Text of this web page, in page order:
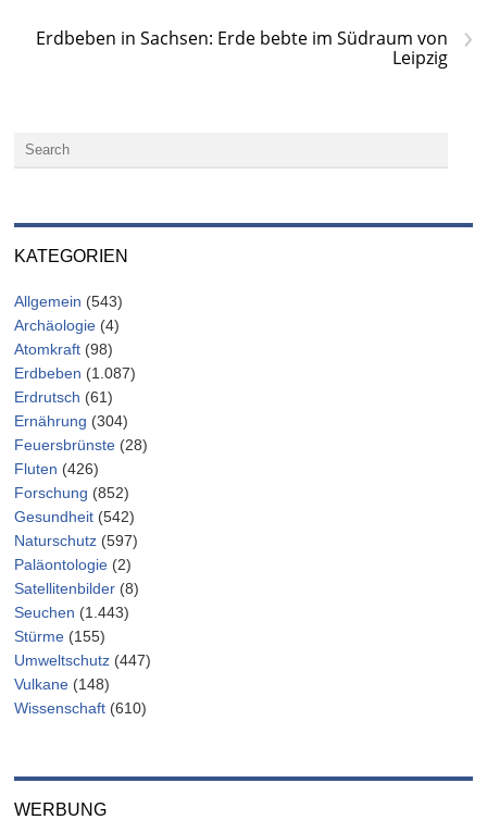
›
Erdbeben in Sachsen: Erde bebte im Südraum von
Leipzig
KATEGORIEN
Allgemein (543)
Archäologie (4)
Atomkraft (98)
Erdbeben (1.087)
Erdrutsch (61)
Ernährung (304)
Feuersbrünste (28)
Fluten (426)
Forschung (852)
Gesundheit (542)
Naturschutz (597)
Paläontologie (2)
Satellitenbilder (8)
Seuchen (1.443)
Stürme (155)
Umweltschutz (447)
Vulkane (148)
Wissenschaft (610)
WERBUNG